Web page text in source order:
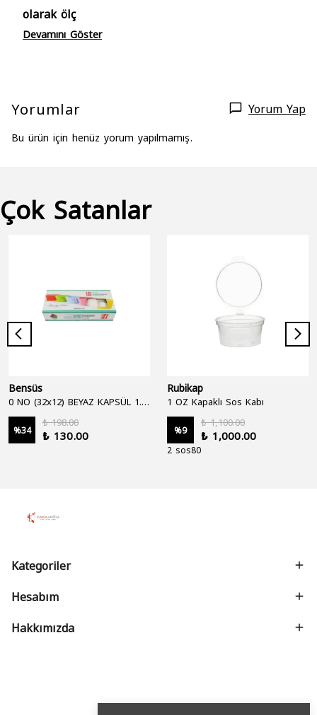
olarak ölç
Devamını Göster
Yorumlar Yorum Yap
Bu ürün için henüz yorum yapılmamış.
Çok Satanlar
Bensüs
%34
₺ 198.00
₺ 130.00
Rubikap
1 OZ Kapaklı Sos Kabı
%9
₺ 1,100.00
₺ 1,000.00
2 sos80
Kategoriler
Hesabım
Hakkımızda